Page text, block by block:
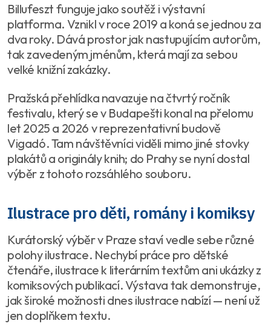
Billufeszt funguje jako soutěž i výstavní
platforma. Vznikl v roce 2019 a koná se jednou za
dva roky. Dává prostor jak nastupujícím autorům,
tak zavedeným jménům, která mají za sebou
velké knižní zakázky.
Pražská přehlídka navazuje na čtvrtý ročník
festivalu, který se v Budapešti konal na přelomu
let 2025 a 2026 v reprezentativní budově
Vigadó. Tam návštěvníci viděli mimo jiné stovky
plakátů a originály knih; do Prahy se nyní dostal
výběr z tohoto rozsáhlého souboru.
Ilustrace pro děti, romány i komiksy
Kurátorský výběr v Praze staví vedle sebe různé
polohy ilustrace. Nechybí práce pro dětské
čtenáře, ilustrace k literárním textům ani ukázky z
komiksových publikací. Výstava tak demonstruje,
jak široké možnosti dnes ilustrace nabízí — není už
jen doplňkem textu.